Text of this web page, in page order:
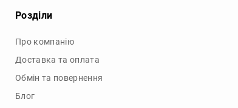
Розділи
Про компанію
Доставка та оплата
Обмін та повернення
Блог